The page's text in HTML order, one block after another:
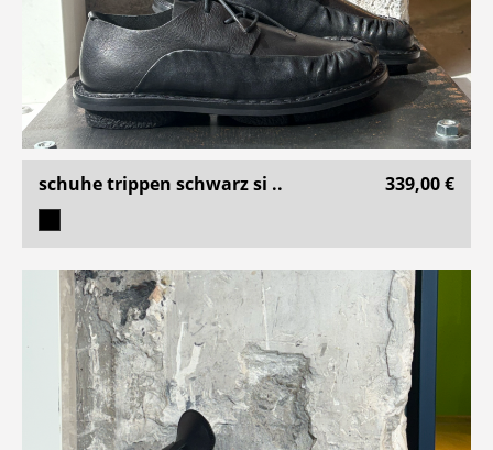
schuhe trippen schwarz si .. 339,00 €